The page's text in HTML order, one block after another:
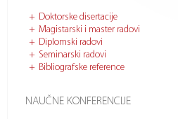
Doktorske disertacije
Magistarski i master radovi
Diplomski radovi
Seminarski radovi
Bibliografske reference
NAUČNE KONFERENCIJE